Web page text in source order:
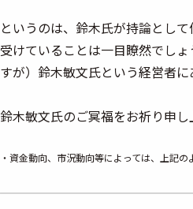
というのは、鈴木氏が持論とし
受けていることは一目瞭然でし
すが）鈴木敏文氏という経営者
鈴木敏文氏のご冥福をお祈り申し
・資金動向、市況動向等によっては、上記の